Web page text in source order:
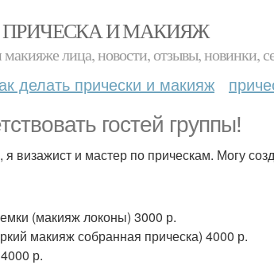
ПРИЧЕСКА И МАКИЯЖ
лица, новости, отзывы, новинки,
делать прически и макияж
гостей группы!
визажист и мастер по прическам. Могу
(макияж локоны) 3000 р.
макияж собранная прическа) 4000 р.
р.